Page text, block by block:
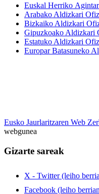
Euskal Herriko
Arabako Aldizkari
Bizkaiko Aldizkari
Gipuzkoako Aldizkari
Estatuko Aldizkari
Europar Batasuneko
Eusko Jaurlaritzaren Web
webgunea
Gizarte sareak
X - Twitter (leiho
Facebook (leiho